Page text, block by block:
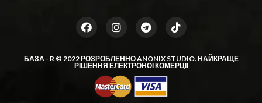
БАЗА - R © 2022 РОЗРОБЛЕННОANONIX STUDIO. НАЙКРАЩЕ
РІШЕННЯ ЕЛЕКТРОНОЇ КОМЕРЦІЇ